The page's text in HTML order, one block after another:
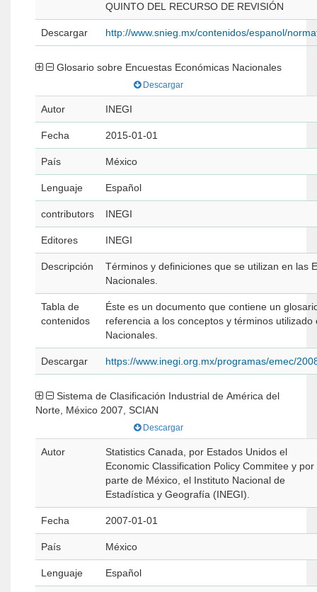
QUINTO DEL RECURSO DE REVISIÓN
Descargar http://www.snieg.mx/contenidos/espanol/
Glosario sobre Encuestas Económicas Nacionales
Descargar
Autor INEGI
Fecha 2015-01-01
País México
Lenguaje Español
contributors INEGI
Editores INEGI
Descripción
Términos y definiciones que se utilizan en las
Nacionales.
Tabla de
contenidos
Éste es un documento que contiene un
referencia a los conceptos y términos
Nacionales.
Descargar https://www.inegi.org.mx/programas/emec/
Norte, México 2007, SCIAN
Descargar
Autor
Statistics Canada, por Estados Unidos el
Economic Classification Policy Commitee y por
parte de México, el Instituto Nacional de
Estadística y Geografía (INEGI).
Fecha 2007-01-01
País México
Lenguaje Español